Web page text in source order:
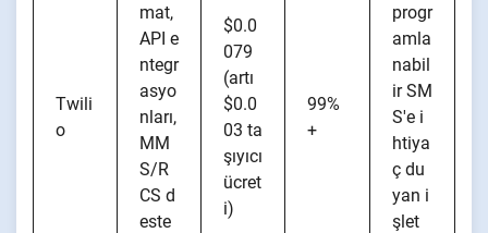
Twili
o
mat,
API e
ntegr
asyo
nları,
MM
S/R
CS d
este
$0.0
079
(artı
$0.0
03 ta
şıyıcı
ücret
i)
99%
+
progr
amla
nabil
ir SM
S'e i
htiya
ç du
yan i
şlet